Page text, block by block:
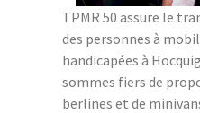
TPMR 50 assure le
des personnes à
handicapées à
sommes fiers de
berlines et de